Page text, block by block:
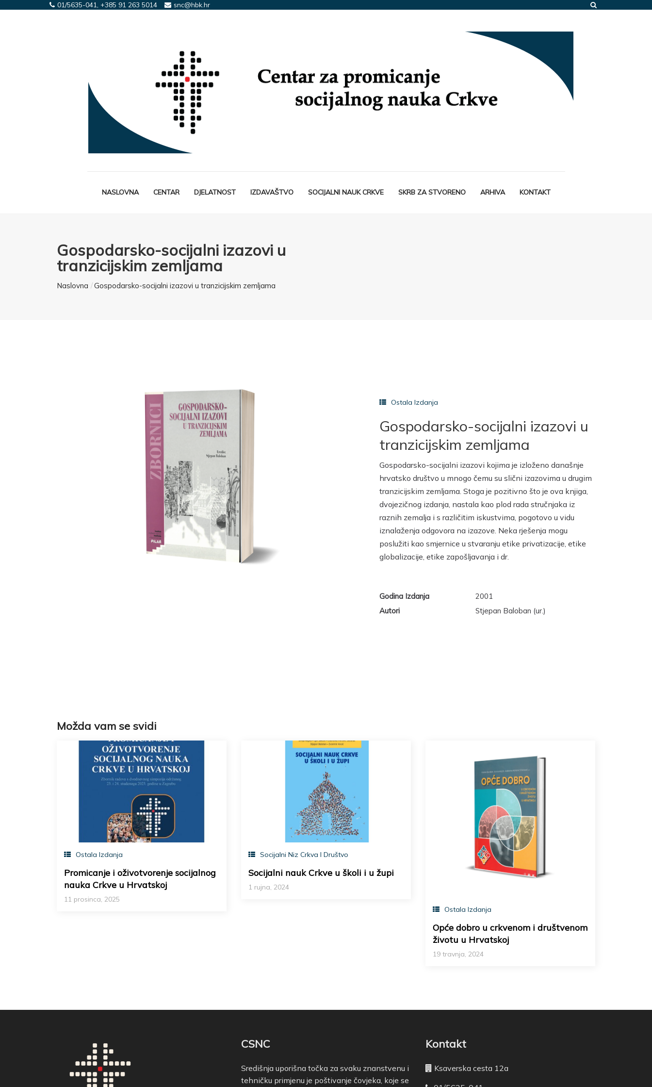
01/5635-041, +385 91 263 5014 snc@hbk.hr
NASLOVNA CENTAR DJELATNOST IZDAVAŠTVO SOCIJALNI NAUK CRKVE SKRB ZA STVORENO ARHIVA KONTAKT
Gospodarsko-socijalni izazovi u
tranzicijskim zemljama
Naslovna Gospodarsko-socijalni izazovi u tranzicijskim zemljama
Ostala Izdanja
Gospodarsko-socijalni izazovi u
tranzicijskim zemljama
Gospodarsko-socijalni izazovi kojima je izloženo današnje
hrvatsko društvo u mnogo čemu su slični izazovima u drugim
tranzicijskim zemljama. Stoga je pozitivno što je ova knjiga,
dvojezičnog izdanja, nastala kao plod rada stručnjaka iz
raznih zemalja i s različitim iskustvima, pogotovo u vidu
iznalaženja odgovora na izazove. Neka rješenja mogu
poslužiti kao smjernice u stvaranju etike privatizacije, etike
globalizacije, etike zapošljavanja i dr.
Godina Izdanja
2001
Autori
Stjepan Baloban (ur.)
Možda vam se svidi
Ostala Izdanja
Promicanje i oživotvorenje socijalnog
nauka Crkve u Hrvatskoj
11 prosinca, 2025
Socijalni Niz Crkva I Društvo
Socijalni nauk Crkve u školi i u župi
1 rujna, 2024
Ostala Izdanja
Opće dobro u crkvenom i društvenom
životu u Hrvatskoj
19 travnja, 2024
CSNC
Središnja uporišna točka za svaku znanstvenu i
tehničku primjenu je poštivanje čovjeka, koje se
Kontakt
Ksaverska cesta 12a